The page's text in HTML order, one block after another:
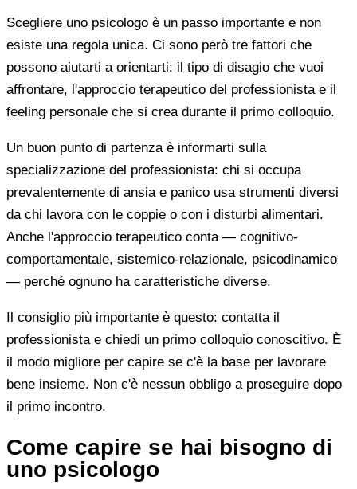
Scegliere uno psicologo è un passo importante e non
esiste una regola unica. Ci sono però tre fattori che
possono aiutarti a orientarti: il tipo di disagio che vuoi
affrontare, l'approccio terapeutico del professionista e il
feeling personale che si crea durante il primo colloquio.
Un buon punto di partenza è informarti sulla
specializzazione del professionista: chi si occupa
prevalentemente di ansia e panico usa strumenti diversi
da chi lavora con le coppie o con i disturbi alimentari.
Anche l'approccio terapeutico conta — cognitivo-
comportamentale, sistemico-relazionale, psicodinamico
— perché ognuno ha caratteristiche diverse.
Il consiglio più importante è questo: contatta il
professionista e chiedi un primo colloquio conoscitivo. È
il modo migliore per capire se c'è la base per lavorare
bene insieme. Non c'è nessun obbligo a proseguire dopo
il primo incontro.
Come capire se hai bisogno di
uno psicologo